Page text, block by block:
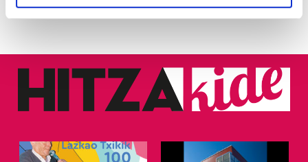
specific characteristics (fingerprinting)
Guk eta gure bazkideek zure datu pertsonalak
prozesatzen ditugu, zure IP zenbakia, besteak beste,
teknologia erabiliz, cookieak adibidez, iragarki eta eduki
neurtzeko, jendeari buruzko informazioa biltzeko eta
produktuak garatzeko. Zure datuak nork eta zertarako